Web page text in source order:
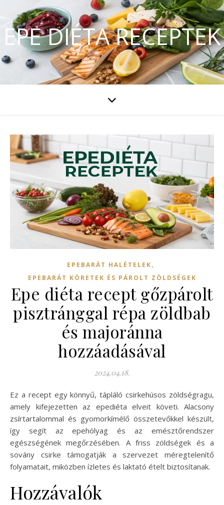
EPE DIÉTA RECEPTEK
EPEBARÁT HALÉTELEK,
EPEBARÁT KÖRETEK ÉS PÁROLT ZÖLDSÉGEK
Epe diéta recept gőzpárolt
pisztránggal répa zöldbab
és majoránna
hozzáadásával
2024.04.18.
Ez a recept egy könnyű, tápláló csirkehúsos zöldségragu,
amely kifejezetten az epediéta elveit követi. Alacsony
zsírtartalommal és gyomorkímélő összetevőkkel készült,
így segít az epehólyag és az emésztőrendszer
egészségének megőrzésében. A friss zöldségek és a
sovány csirke támogatják a szervezet méregtelenítő
folyamatait, miközben ízletes és laktató ételt biztosítanak.
Hozzávalók